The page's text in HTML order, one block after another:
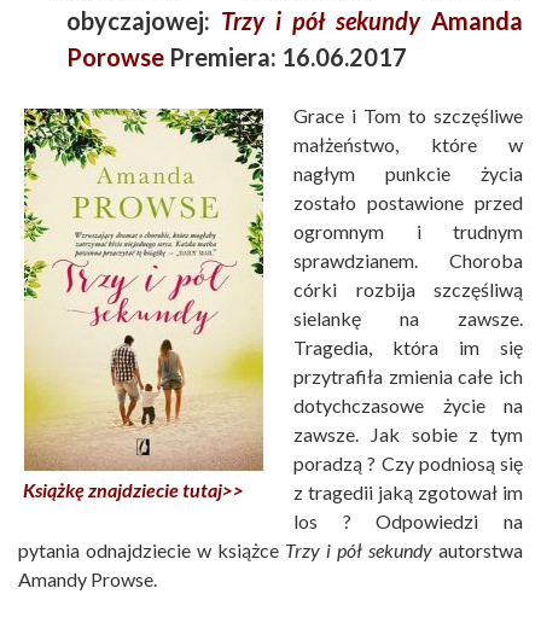
obyczajowej: Trzy i pół sekundyAmanda
Porowse Premiera: 16.06.2017
Książkę znajdziecie tutaj>>
Grace i Tom to szczęśliwe
małżeństwo, które w
nagłym punkcie życia
zostało postawione przed
ogromnym i trudnym
sprawdzianem. Choroba
córki rozbija szczęśliwą
sielankę na zawsze.
Tragedia, która im się
przytrafiła zmienia całe ich
dotychczasowe życie na
zawsze. Jak sobie z tym
poradzą ? Czy podniosą się
z tragedii jaką zgotował im
los ? Odpowiedzi na
pytania odnajdziecie w książce Trzy i pół sekundy autorstwa
Amandy Prowse.